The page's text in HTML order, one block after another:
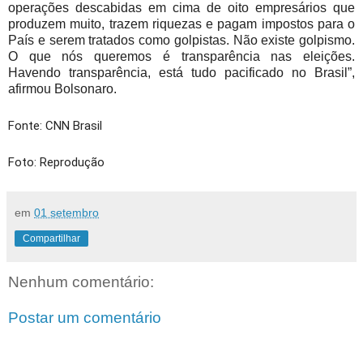
operações descabidas em cima de oito empresários que
produzem muito, trazem riquezas e pagam impostos para o
País e serem tratados como golpistas. Não existe golpismo.
O que nós queremos é transparência nas eleições.
Havendo transparência, está tudo pacificado no Brasil”,
afirmou Bolsonaro.
Fonte: CNN Brasil
Foto: Reprodução
em 01 setembro
Compartilhar
Nenhum comentário:
Postar um comentário